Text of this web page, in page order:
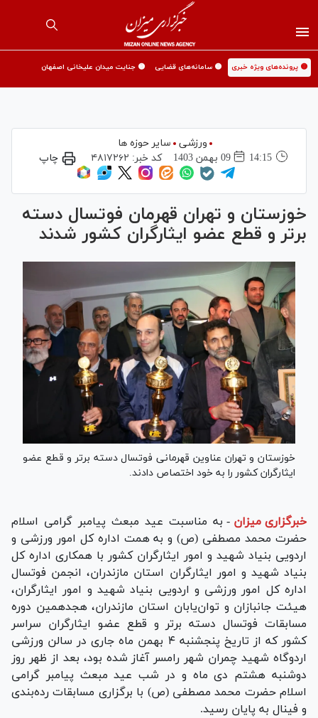
🟡 پرونده‌های ویژه خبری 🟡 سامانه‌های قضایی 🟡 جنایت میدان علیخانی اصفهان
ورزشی
سایر حوزه ها
14:15
09 بهمن 1403 کد خبر: ۴۸۱۷۲۶۲ چاپ
خوزستان و تهران قهرمان فوتسال دسته
برتر و قطع عضو ایثارگران کشور شدند
خوزستان و تهران عناوین قهرمانی فوتسال دسته برتر و قطع عضو
ایثارگران کشور را به خود اختصاص دادند.
خبرگزاری میزان - به مناسبت عید مبعث پیامبر گرامی اسلام
حضرت محمد مصطفی (ص) و به همت اداره کل امور ورزشی و
اردویی بنیاد شهید و امور ایثارگران کشور با همکاری اداره کل
بنیاد شهید و امور ایثارگران استان مازندران، انجمن فوتسال
اداره کل امور ورزشی و اردویی بنیاد شهید و امور ایثارگران،
هیئت جانبازان و توان‌یابان استان مازندران، هجدهمین دوره
مسابقات فوتسال دسته برتر و قطع عضو ایثارگران سراسر
کشور که از تاریخ پنجشنبه ۴ بهمن ماه جاری در سالن ورزشی
اردوگاه شهید چمران شهر رامسر آغاز شده بود، بعد از ظهر روز
دوشنبه هشتم دی ماه و در شب عید مبعث پیامبر گرامی
اسلام حضرت محمد مصطفی (ص) با برگزاری مسابقات رده‌بندی
و فینال به پایان رسید.